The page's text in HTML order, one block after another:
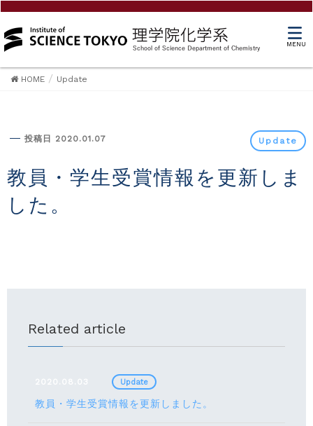
MENU
HOME Update
投稿日 2020.01.07 Update
教員・学生受賞情報を更新しま
した。
Related article
2020.08.03
教員・学生受賞情報を更新しました。
Update